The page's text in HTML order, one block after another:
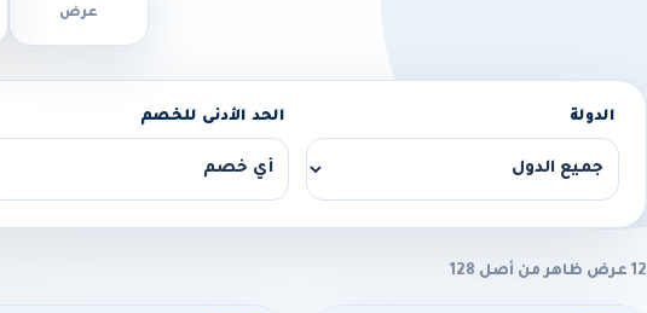
عرض
الدولة الحد الأدنى للخصم
12 عرض ظاهر من أصل 128